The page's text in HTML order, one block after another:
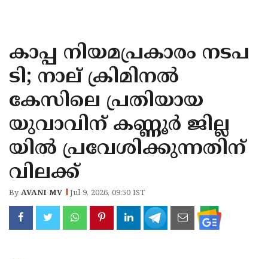
KANNUR
KASARAGOD
കാപ്പ നിയമപ്രകാരം നടപ
ടി; നാല് ക്രിമിനൽ
കേസിലെ പ്രതിയായ
യുവാവിന് കണ്ണൂർ ജില്ല
യിൽ പ്രവേശിക്കുന്നതിന്
വിലക്ക്
ByAVANI MV Jul 9, 2026, 09:50 IST